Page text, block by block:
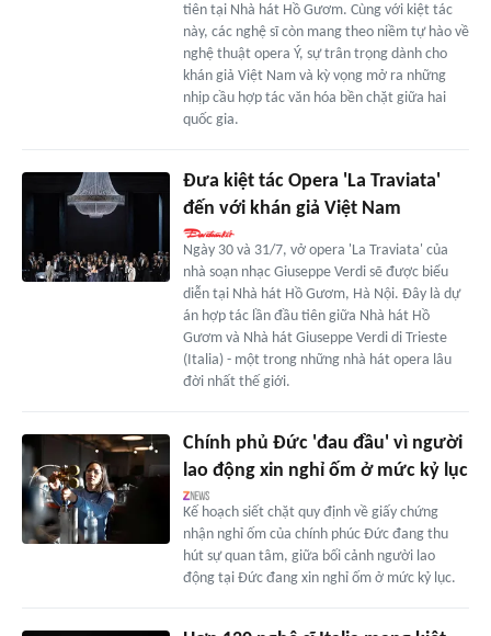
tiên tại Nhà hát Hồ Gươm. Cùng với kiệt tác
này, các nghệ sĩ còn mang theo niềm tự hào về
nghệ thuật opera Ý, sự trân trọng dành cho
khán giả Việt Nam và kỳ vọng mở ra những
nhịp cầu hợp tác văn hóa bền chặt giữa hai
quốc gia.
Đưa kiệt tác Opera 'La Traviata'
đến với khán giả Việt Nam
Ngày 30 và 31/7, vở opera 'La Traviata' của
nhà soạn nhạc Giuseppe Verdi sẽ được biểu
diễn tại Nhà hát Hồ Gươm, Hà Nội. Đây là dự
án hợp tác lần đầu tiên giữa Nhà hát Hồ
Gươm và Nhà hát Giuseppe Verdi di Trieste
(Italia) - một trong những nhà hát opera lâu
đời nhất thế giới.
Chính phủ Đức 'đau đầu' vì người
lao động xin nghỉ ốm ở mức kỷ lục
Kế hoạch siết chặt quy định về giấy chứng
nhận nghỉ ốm của chính phúc Đức đang thu
hút sự quan tâm, giữa bối cảnh người lao
động tại Đức đang xin nghỉ ốm ở mức kỷ lục.